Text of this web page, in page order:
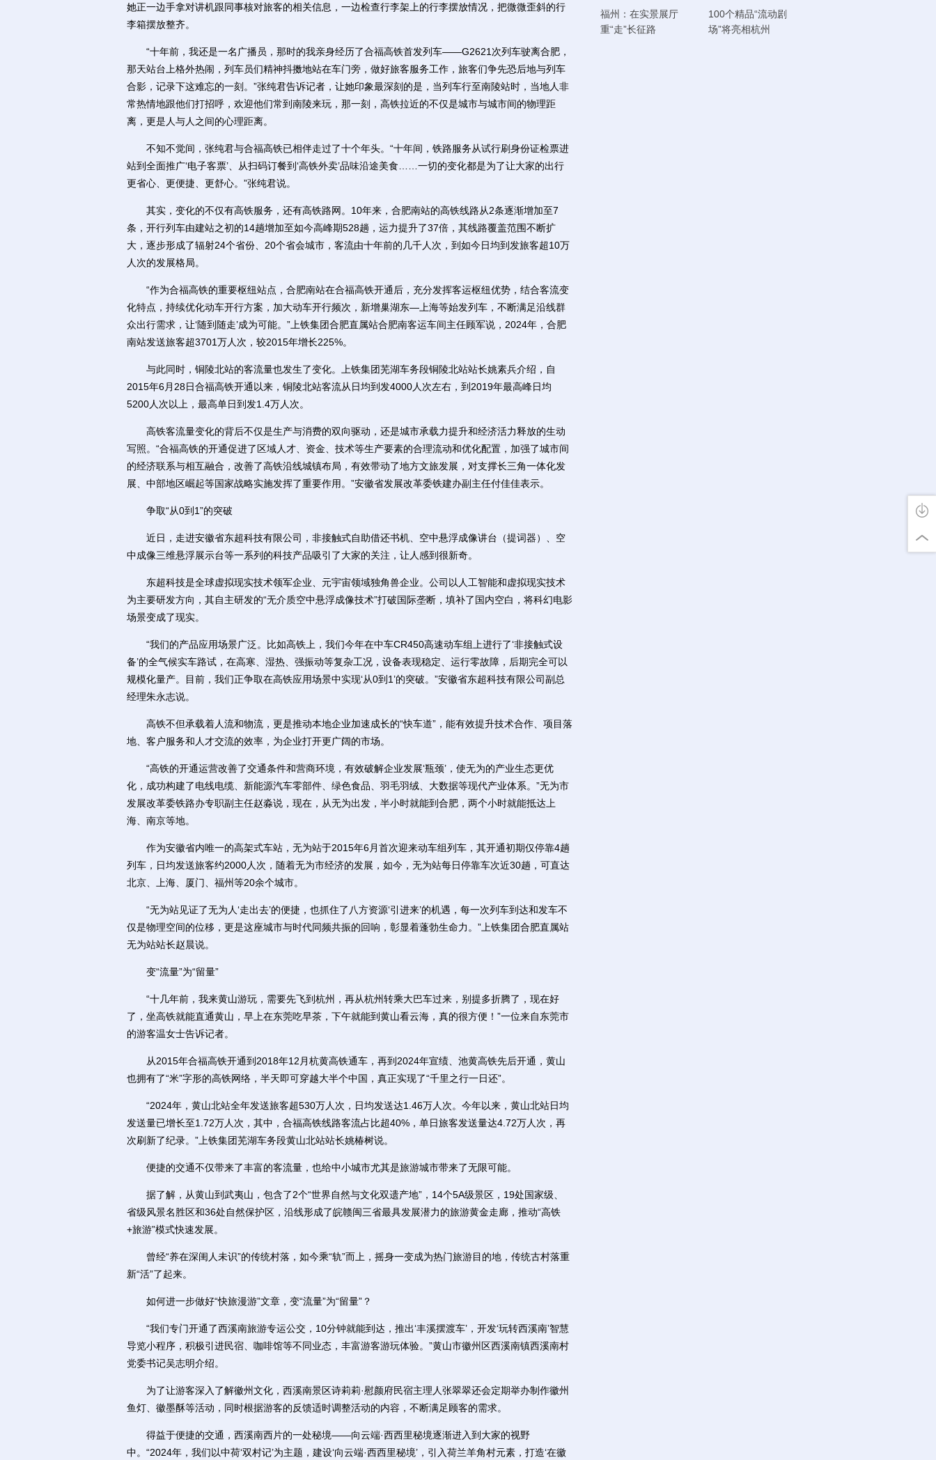
她正一边手拿对讲机跟同事核对旅客的相关信息，一边检查行李架上的行李摆放情况，把微微歪斜的行
李箱摆放整齐。
“十年前，我还是一名广播员，那时的我亲身经历了合福高铁首发列车——G2621次列车驶离合肥，
那天站台上格外热闹，列车员们精神抖擞地站在车门旁，做好旅客服务工作，旅客们争先恐后地与列车
合影，记录下这难忘的一刻。”张纯君告诉记者，让她印象最深刻的是，当列车行至南陵站时，当地人非
常热情地跟他们打招呼，欢迎他们常到南陵来玩，那一刻，高铁拉近的不仅是城市与城市间的物理距
离，更是人与人之间的心理距离。
不知不觉间，张纯君与合福高铁已相伴走过了十个年头。“十年间，铁路服务从试行刷身份证检票进
站到全面推广‘电子客票’、从扫码订餐到‘高铁外卖’品味沿途美食……一切的变化都是为了让大家的出行
更省心、更便捷、更舒心。”张纯君说。
其实，变化的不仅有高铁服务，还有高铁路网。10年来，合肥南站的高铁线路从2条逐渐增加至7
条，开行列车由建站之初的14趟增加至如今高峰期528趟，运力提升了37倍，其线路覆盖范围不断扩
大，逐步形成了辐射24个省份、20个省会城市，客流由十年前的几千人次，到如今日均到发旅客超10万
人次的发展格局。
“作为合福高铁的重要枢纽站点，合肥南站在合福高铁开通后，充分发挥客运枢纽优势，结合客流变
化特点，持续优化动车开行方案，加大动车开行频次，新增巢湖东—上海等始发列车，不断满足沿线群
众出行需求，让‘随到随走’成为可能。”上铁集团合肥直属站合肥南客运车间主任顾军说，2024年，合肥
南站发送旅客超3701万人次，较2015年增长225%。
与此同时，铜陵北站的客流量也发生了变化。上铁集团芜湖车务段铜陵北站站长姚素兵介绍，自
2015年6月28日合福高铁开通以来，铜陵北站客流从日均到发4000人次左右，到2019年最高峰日均
5200人次以上，最高单日到发1.4万人次。
高铁客流量变化的背后不仅是生产与消费的双向驱动，还是城市承载力提升和经济活力释放的生动
写照。“合福高铁的开通促进了区域人才、资金、技术等生产要素的合理流动和优化配置，加强了城市间
的经济联系与相互融合，改善了高铁沿线城镇布局，有效带动了地方文旅发展，对支撑长三角一体化发
展、中部地区崛起等国家战略实施发挥了重要作用。”安徽省发展改革委铁建办副主任付佳佳表示。
争取“从0到1”的突破
近日，走进安徽省东超科技有限公司，非接触式自助借还书机、空中悬浮成像讲台（提词器）、空
中成像三维悬浮展示台等一系列的科技产品吸引了大家的关注，让人感到很新奇。
东超科技是全球虚拟现实技术领军企业、元宇宙领域独角兽企业。公司以人工智能和虚拟现实技术
为主要研发方向，其自主研发的“无介质空中悬浮成像技术”打破国际垄断，填补了国内空白，将科幻电影
场景变成了现实。
“我们的产品应用场景广泛。比如高铁上，我们今年在中车CR450高速动车组上进行了‘非接触式设
备’的全气候实车路试，在高寒、湿热、强振动等复杂工况，设备表现稳定、运行零故障，后期完全可以
规模化量产。目前，我们正争取在高铁应用场景中实现‘从0到1’的突破。”安徽省东超科技有限公司副总
经理朱永志说。
高铁不但承载着人流和物流，更是推动本地企业加速成长的“快车道”，能有效提升技术合作、项目落
地、客户服务和人才交流的效率，为企业打开更广阔的市场。
“高铁的开通运营改善了交通条件和营商环境，有效破解企业发展‘瓶颈’，使无为的产业生态更优
化，成功构建了电线电缆、新能源汽车零部件、绿色食品、羽毛羽绒、大数据等现代产业体系。”无为市
发展改革委铁路办专职副主任赵淼说，现在，从无为出发，半小时就能到合肥，两个小时就能抵达上
海、南京等地。
作为安徽省内唯一的高架式车站，无为站于2015年6月首次迎来动车组列车，其开通初期仅停靠4趟
列车，日均发送旅客约2000人次，随着无为市经济的发展，如今，无为站每日停靠车次近30趟，可直达
北京、上海、厦门、福州等20余个城市。
“无为站见证了无为人‘走出去’的便捷，也抓住了八方资源‘引进来’的机遇，每一次列车到达和发车不
仅是物理空间的位移，更是这座城市与时代同频共振的回响，彰显着蓬勃生命力。”上铁集团合肥直属站
无为站站长赵晨说。
变“流量”为“留量”
“十几年前，我来黄山游玩，需要先飞到杭州，再从杭州转乘大巴车过来，别提多折腾了，现在好
了，坐高铁就能直通黄山，早上在东莞吃早茶，下午就能到黄山看云海，真的很方便！”一位来自东莞市
的游客温女士告诉记者。
从2015年合福高铁开通到2018年12月杭黄高铁通车，再到2024年宣绩、池黄高铁先后开通，黄山
也拥有了“米”字形的高铁网络，半天即可穿越大半个中国，真正实现了“千里之行一日还”。
“2024年，黄山北站全年发送旅客超530万人次，日均发送达1.46万人次。今年以来，黄山北站日均
发送量已增长至1.72万人次，其中，合福高铁线路客流占比超40%，单日旅客发送量达4.72万人次，再
次刷新了纪录。”上铁集团芜湖车务段黄山北站站长姚椿树说。
便捷的交通不仅带来了丰富的客流量，也给中小城市尤其是旅游城市带来了无限可能。
据了解，从黄山到武夷山，包含了2个“世界自然与文化双遗产地”，14个5A级景区，19处国家级、
省级风景名胜区和36处自然保护区，沿线形成了皖赣闽三省最具发展潜力的旅游黄金走廊，推动“高铁
+旅游”模式快速发展。
曾经“养在深闺人未识”的传统村落，如今乘“轨”而上，摇身一变成为热门旅游目的地，传统古村落重
新“活”了起来。
如何进一步做好“快旅漫游”文章，变“流量”为“留量”？
“我们专门开通了西溪南旅游专运公交，10分钟就能到达，推出‘丰溪摆渡车’，开发‘玩转西溪南’智慧
导览小程序，积极引进民宿、咖啡馆等不同业态，丰富游客游玩体验。”黄山市徽州区西溪南镇西溪南村
党委书记吴志明介绍。
为了让游客深入了解徽州文化，西溪南景区诗莉莉·慰颜府民宿主理人张翠翠还会定期举办制作徽州
鱼灯、徽墨酥等活动，同时根据游客的反馈适时调整活动的内容，不断满足顾客的需求。
得益于便捷的交通，西溪南西片的一处秘境——向云端·西西里秘境逐渐进入到大家的视野
中。“2024年，我们以中荷‘双村记’为主题，建设‘向云端·西西里秘境’，引入荷兰羊角村元素，打造‘在徽
福州：在实景展厅
重“走”长征路
100个精品“流动剧
场”将亮相杭州